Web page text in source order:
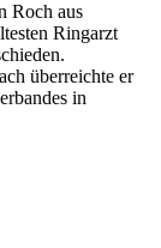
Roch aus
Ringarzt
überreichte er
in